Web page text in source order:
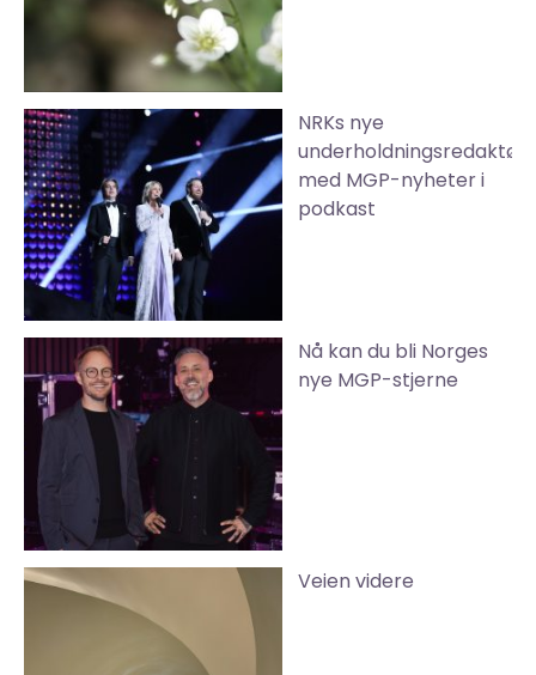
NRKs nye
underholdningsredaktør
med MGP-nyheter i
podkast
Nå kan du bli Norges
nye MGP-stjerne
Veien videre